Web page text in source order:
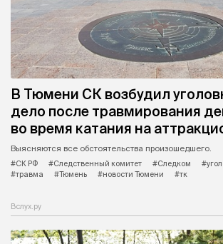
В Тюмени СК возбудил
дело после травмирования
во время катания на
Выясняются все обстоятельства произошедшего.
#СК РФ
#Следственный комитет #Следком
#травма
#Тюмень #новости Тюмени #тк
Вслух.ру